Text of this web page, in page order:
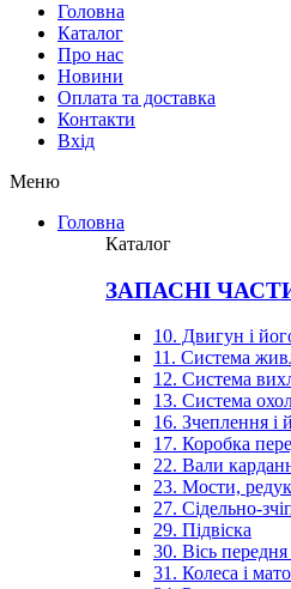
Головна
Каталог
Про нас
Новини
Оплата та доставка
Контакти
Вхiд
Меню
Головна
Каталог
ЗАПАСНІ
10. Двигун і
11. Система
12. Система
13. Система
16. Зчеплення і
17. Коробка
22. Вали
23. Мости,
27. Сідельно-
29. Підвіска
30. Вісь передня
31. Колеса і